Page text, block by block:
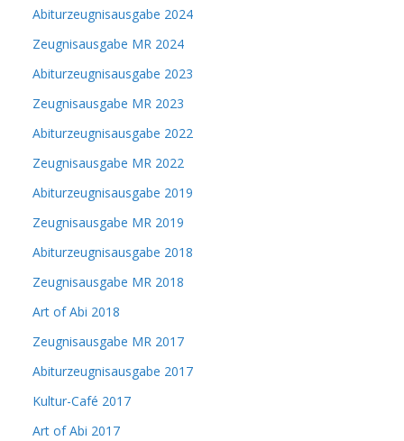
Abiturzeugnisausgabe 2024
Zeugnisausgabe MR 2024
Abiturzeugnisausgabe 2023
Zeugnisausgabe MR 2023
Abiturzeugnisausgabe 2022
Zeugnisausgabe MR 2022
Abiturzeugnisausgabe 2019
Zeugnisausgabe MR 2019
Abiturzeugnisausgabe 2018
Zeugnisausgabe MR 2018
Art of Abi 2018
Zeugnisausgabe MR 2017
Abiturzeugnisausgabe 2017
Kultur-Café 2017
Art of Abi 2017